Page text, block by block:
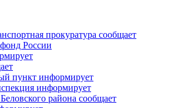
прокуратура сообщает
России
пункт информирует
информирует
района сообщает